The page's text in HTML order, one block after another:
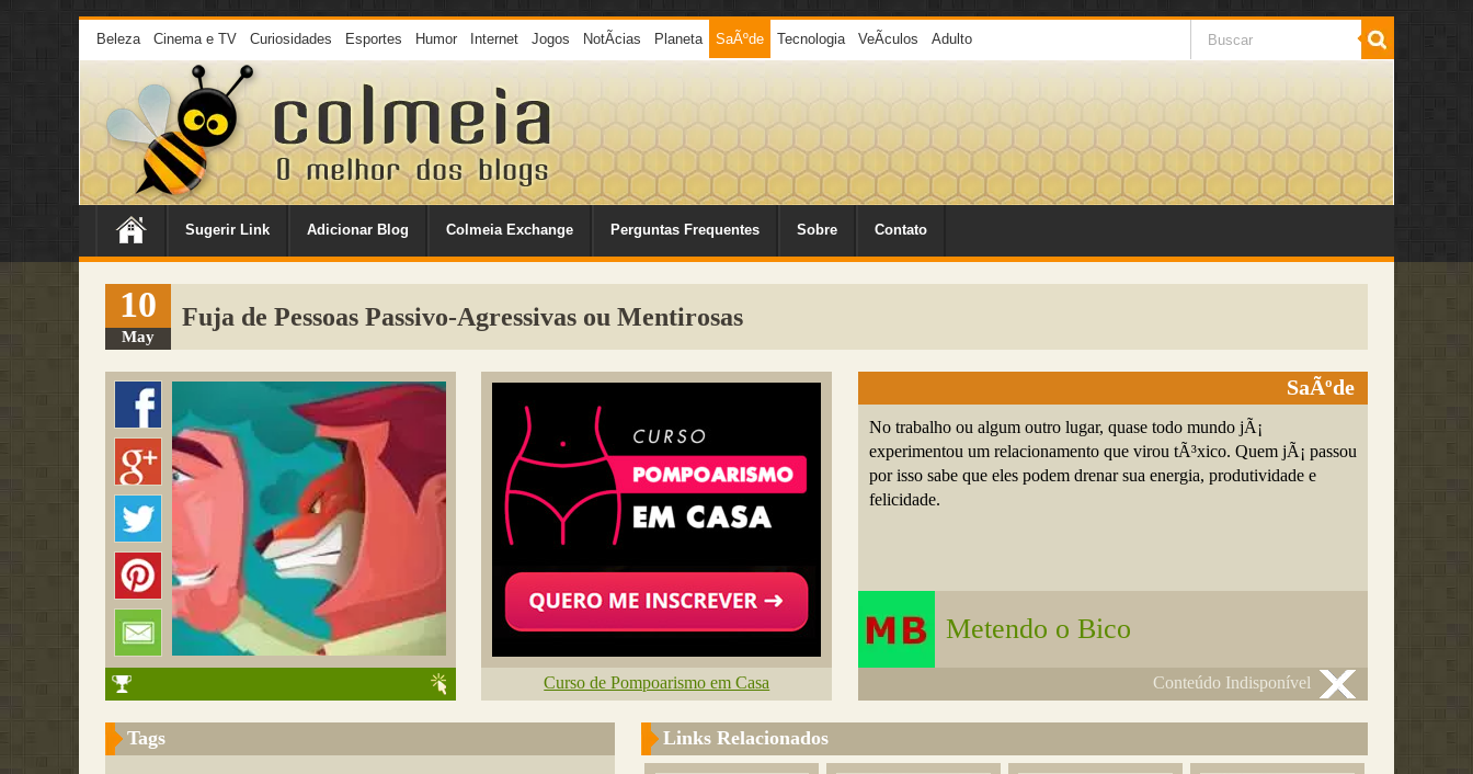
Beleza Cinema e TV Curiosidades Esportes Humor Internet Jogos NotÃ­cias Planeta SaÃºde Tecnologia VeÃ­culos Adulto
Sugerir Link Adicionar Blog Colmeia Exchange Perguntas Frequentes Sobre Contato
10
May
Fuja de Pessoas Passivo-Agressivas ou Mentirosas
Curso de Pompoarismo em Casa
SaÃºde
No trabalho ou algum outro lugar, quase todo mundo jÃ¡
experimentou um relacionamento que virou tÃ³xico. Quem jÃ¡ passou
por isso sabe que eles podem drenar sua energia, produtividade e
felicidade.
Metendo o Bico
Conteúdo Indisponível
Tags Links Relacionados